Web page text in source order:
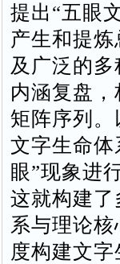
提出“五眼
产生和提
及广泛的
内涵复盘
矩阵序列。
文字生命
眼”现象进
这就构建
系与理论
度构建文